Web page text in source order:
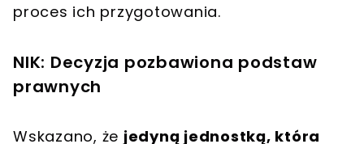
proces ich przygotowania.
NIK: Decyzja pozbawiona podstaw
prawnych
Wskazano, że jedyną jednostką, która